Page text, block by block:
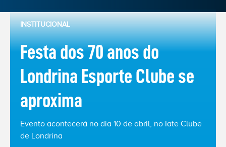
ELEIÇÕES
2025
★
ACESSE
INSTITUCIONAL
Festa dos 70 anos do
Londrina Esporte Clube se
aproxima
Evento acontecerá no dia 10 de abril, no Iate Clube
de Londrina